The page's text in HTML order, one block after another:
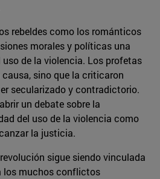
rebeldes como los románticos
morales y políticas una
de la violencia. Los profetas
sino que la criticaron
secularizado y contradictorio.
un debate sobre la
del uso de la violencia como
la justicia.
sigue siendo vinculada
los muchos conflictos